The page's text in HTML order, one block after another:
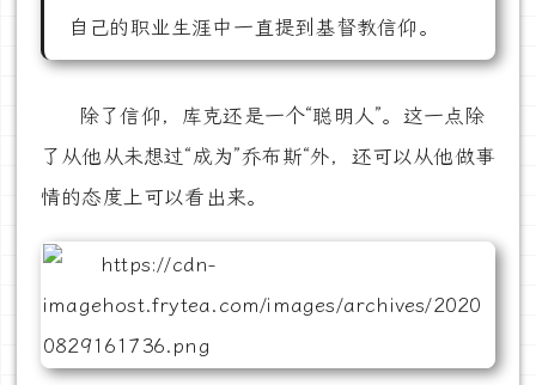
自己的职业生涯中一直提到基督教信仰。
除了信仰，库克还是一个“聪明人”。这一点除
了从他从未想过“成为”乔布斯“外，还可以从他做事
情的态度上可以看出来。